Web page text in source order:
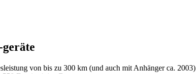
von bis zu 300 km (und auch mit Anhänger ca. 2003)